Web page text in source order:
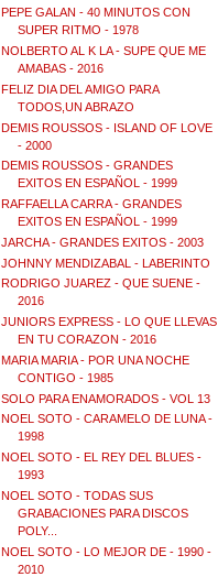
PEPE GALAN - 40 MINUTOS CON
SUPER RITMO - 1978
NOLBERTO AL K LA - SUPE QUE ME
AMABAS - 2016
FELIZ DIA DEL AMIGO PARA
TODOS,UN ABRAZO
DEMIS ROUSSOS - ISLAND OF LOVE
- 2000
DEMIS ROUSSOS - GRANDES
EXITOS EN ESPAÑOL - 1999
RAFFAELLA CARRA - GRANDES
EXITOS EN ESPAÑOL - 1999
JARCHA - GRANDES EXITOS - 2003
JOHNNY MENDIZABAL - LABERINTO
RODRIGO JUAREZ - QUE SUENE -
2016
JUNIORS EXPRESS - LO QUE LLEVAS
EN TU CORAZON - 2016
MARIA MARIA - POR UNA NOCHE
CONTIGO - 1985
SOLO PARA ENAMORADOS - VOL 13
NOEL SOTO - CARAMELO DE LUNA -
1998
NOEL SOTO - EL REY DEL BLUES -
1993
NOEL SOTO - TODAS SUS
GRABACIONES PARA DISCOS
POLY...
NOEL SOTO - LO MEJOR DE - 1990 -
2010